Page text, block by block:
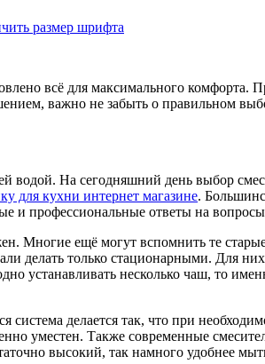
всё для максимального комфорта.
важно не забыть о правильном
На сегодняшний день выбор
для кухни интернет магазине.
и профессиональные ответы на
Многие ещё могут вспомнить те
делать только стационарными. Для
устанавливать несколько чаш, то
делается так, что при
уместен. Также современные
высокий, так намного удобнее